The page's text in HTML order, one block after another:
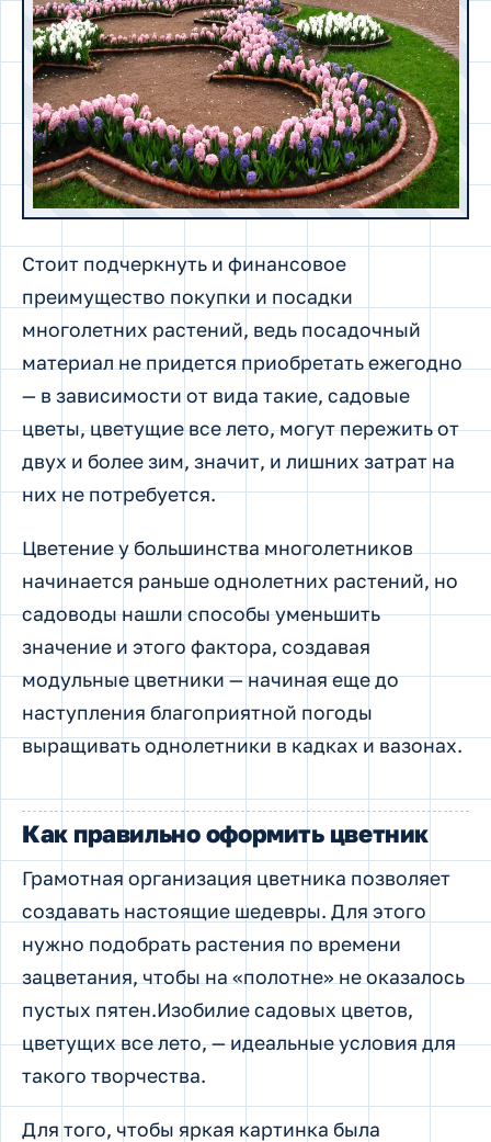
Стоит подчеркнуть и финансовое
преимущество покупки и посадки
многолетних растений, ведь посадочный
материал не придется приобретать ежегодно
— в зависимости от вида такие, садовые
цветы, цветущие все лето, могут пережить от
двух и более зим, значит, и лишних затрат на
них не потребуется.
Цветение у большинства многолетников
начинается раньше однолетних растений, но
садоводы нашли способы уменьшить
значение и этого фактора, создавая
модульные цветники — начиная еще до
наступления благоприятной погоды
выращивать однолетники в кадках и вазонах.
Как правильно оформить цветник
Грамотная организация цветника позволяет
создавать настоящие шедевры. Для этого
нужно подобрать растения по времени
зацветания, чтобы на «полотне» не оказалось
пустых пятен.Изобилие садовых цветов,
цветущих все лето, — идеальные условия для
такого творчества.
Для того, чтобы яркая картинка была